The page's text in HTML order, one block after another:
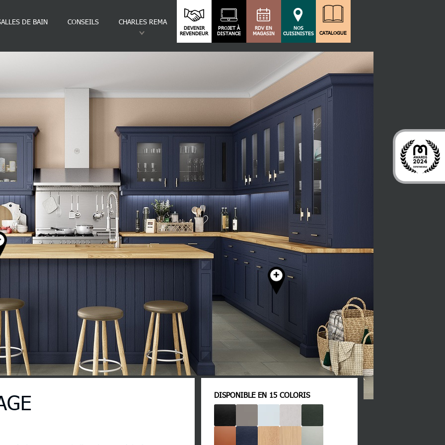
DE BAIN CONSEILS CHARLES REMA
DEVENIR
REVENDEUR
PROJET À
DISTANCE
RDV EN
MAGASIN
NOS
CUISINISTES
CATALOGUE
DISPONIBLE EN 15 COLORIS